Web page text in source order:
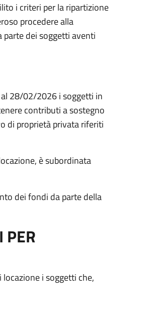
i criteri per la ripartizione
procedere alla
parte dei soggetti aventi
al 28/02/2026 i soggetti in
contributi a sostegno
di proprietà privata riferiti
è subordinata
dei fondi da parte della
PER
i soggetti che,